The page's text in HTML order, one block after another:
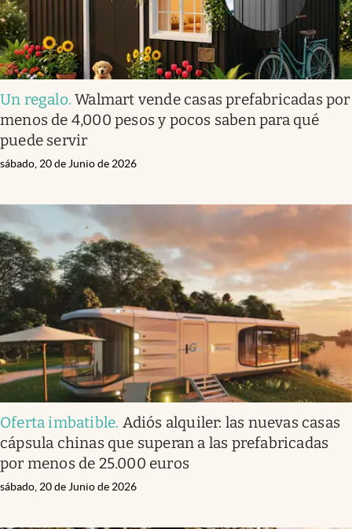
Un regalo.Walmart vende casas prefabricadas por
menos de 4,000 pesos y pocos saben para qué
puede servir
sábado, 20 de Junio de 2026
Oferta imbatible. Adiós alquiler: las nuevas casas
cápsula chinas que superan a las prefabricadas
por menos de 25.000 euros
sábado, 20 de Junio de 2026